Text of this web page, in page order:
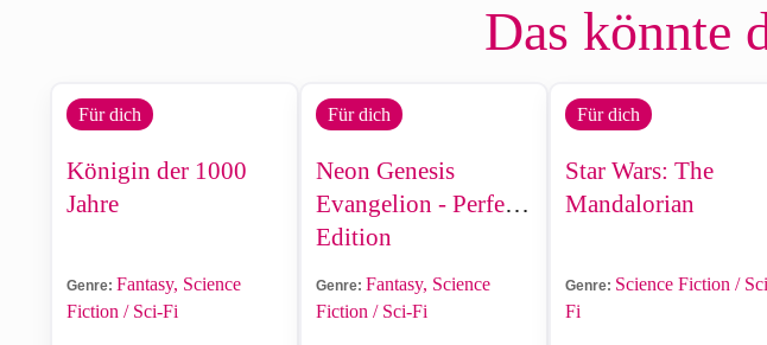
Das könnte
Für dich
Königin der 1000
Jahre
Genre: Fantasy, Science
Fiction / Sci-Fi
Für dich
Neon Genesis
Evangelion - Perfect
Edition
Genre: Fantasy, Science
Fiction / Sci-Fi
Für dich
Star Wars: The
Mandalorian
Genre: Science Fiction /
Fi